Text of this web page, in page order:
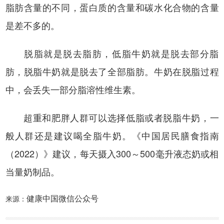
脂肪含量的不同，蛋白质的含量和碳水化合物的含量
是差不多的。
脱脂就是脱去脂肪，低脂牛奶就是脱去部分脂
肪，脱脂牛奶就是脱去了全部脂肪。牛奶在脱脂过程
中，会丢失一部分脂溶性维生素。
超重和肥胖人群可以选择低脂或者脱脂牛奶，一
般人群还是建议喝全脂牛奶。《中国居民膳食指南
（2022）》建议，每天摄入300～500毫升液态奶或相
当量奶制品。
来源： 健康中国微信公众号